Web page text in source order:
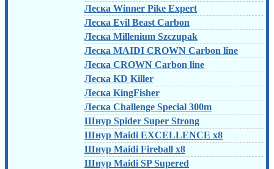
Леска Winner Pike Expert
Леска Evil Beast Carbon
Леска Millenium Szczupak
Леска MAIDI CROWN Carbon line
Леска CROWN Carbon line
Леска KD Killer
Леска KingFisher
Леска Challenge Special 300m
Шнур Spider Super Strong
Шнур Maidi EXCELLENCE x8
Шнур Maidi Fireball x8
Шнур Maidi SP Supered